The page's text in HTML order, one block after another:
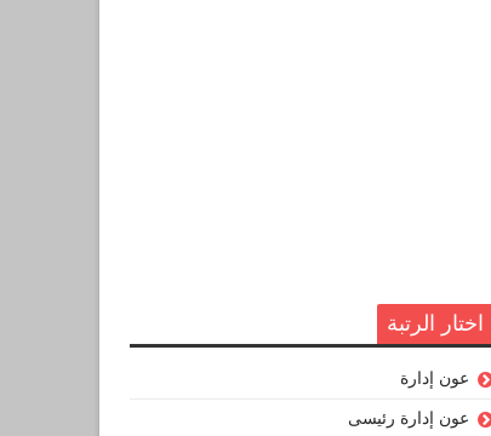
اختار الرتبة
عون إدارة
عون إدارة رئيسى